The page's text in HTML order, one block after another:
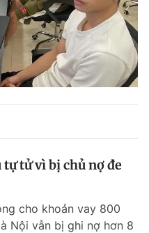
tử vì bị chủ nợ đe
cho khoản vay 800
Nội vẫn bị ghi nợ hơn 8